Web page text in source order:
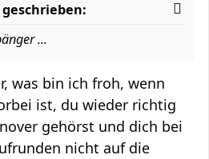
...
was bin ich froh, wenn
ist, du wieder richtig
gehörst und dich bei
nicht auf die